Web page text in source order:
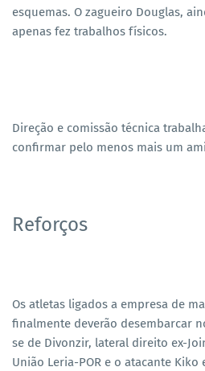
esquemas. O zagueiro Douglas,
apenas fez trabalhos físicos.
Direção e comissão técnica
confirmar pelo menos mais um
Reforços
Os atletas ligados a empresa de
finalmente deverão desembarcar
se de Divonzir, lateral direito ex-
União Leria-POR e o atacante Kiko